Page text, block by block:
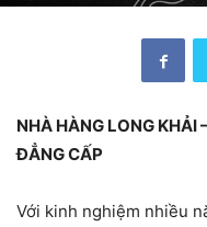
NHÀ HÀNG LONG KHẢI
ĐẲNG CẤP
Với kinh nghiệm nhiều